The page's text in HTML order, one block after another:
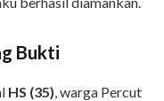
Bukti
HS (35) , warga Percut